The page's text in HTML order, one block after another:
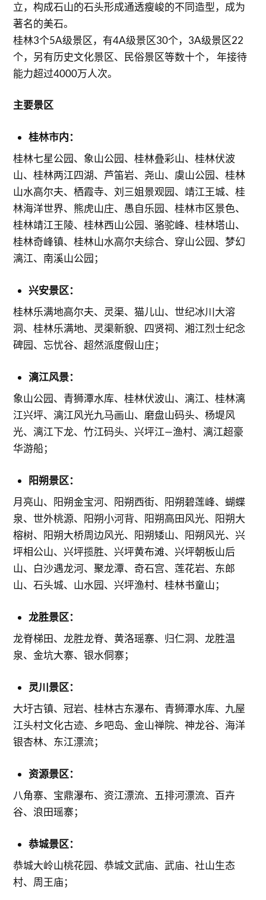
立，构成石山的石头形成通透瘦峻的不同造型，成为
著名的美石。
桂林3个5A级景区，有4A级景区30个，3A级景区22
个，另有历史文化景区、民俗景区等数十个， 年接待
能力超过4000万人次。
主要景区
桂林市内：
桂林七星公园、象山公园、桂林叠彩山、桂林伏波
山、桂林两江四湖、芦笛岩、尧山、虞山公园、桂林
山水高尔夫、栖霞寺、刘三姐景观园、靖江王城、桂
林海洋世界、熊虎山庄、愚自乐园、桂林市区景色、
桂林靖江王陵、桂林西山公园、骆驼峰、桂林塔山、
桂林奇峰镇、桂林山水高尔夫综合、穿山公园、梦幻
漓江、南溪山公园；
兴安景区：
桂林乐满地高尔夫、灵渠、猫儿山、世纪冰川大溶
洞、桂林乐满地、灵渠新貌、四贤祠、湘江烈士纪念
碑园、忘忧谷、超然派度假山庄；
漓江风景：
象山公园、青狮潭水库、桂林伏波山、漓江、桂林漓
江兴坪、漓江风光九马画山、磨盘山码头、杨堤风
光、漓江下龙、竹江码头、兴坪江—渔村、漓江超豪
华游船；
阳朔景区：
月亮山、阳朔金宝河、阳朔西街、阳朔碧莲峰、蝴蝶
泉、世外桃源、阳朔小河背、阳朔高田风光、阳朔大
榕树、阳朔大桥周边风光、阳朔矮山、阳朔风光、兴
坪相公山、兴坪揽胜、兴坪黄布滩、兴坪朝板山后
山、白沙遇龙河、聚龙潭、奇石宫、莲花岩、东郎
山、石头城、山水园、兴坪渔村、桂林书童山；
龙胜景区：
龙脊梯田、龙胜龙脊、黄洛瑶寨、归仁洞、龙胜温
泉、金坑大寨、银水侗寨；
灵川景区：
大圩古镇、冠岩、桂林古东瀑布、青狮潭水库、九屋
江头村文化古迹、乡吧岛、金山禅院、神龙谷、海洋
银杏林、东江漂流；
资源景区：
八角寨、宝鼎瀑布、资江漂流、五排河漂流、百卉
谷、浪田瑶寨；
恭城景区：
恭城大岭山桃花园、恭城文武庙、武庙、社山生态
村、周王庙；